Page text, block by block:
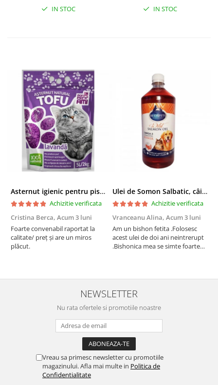
IN STOC IN STOC
Asternut igienic pentru pisici Tofu Lavanda, Mon Petit 5 l
Achizitie verificata
Cristina Berca, Acum 3 luni
Foarte convenabil raportat la
calitate/ preț și are un miros
plăcut.
Ulei de Somon Salbatic, câini și pisici, piele si blană, BEST4PETS, 1l
Achizitie verificata
Vranceanu Alina, Acum 3 luni
Am un bishon fetita .Folosesc
acest ulei de doi ani neintrerupt
.Bishonica mea se simte foarte
recomand cu mult drag !
NEWSLETTER
Nu rata ofertele si promotiile noastre
Vreau sa primesc newsletter cu promotiile
magazinului. Afla mai multe in Politica de
Confidentialitate